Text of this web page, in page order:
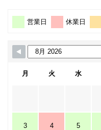
営業日 休業日
月 火 水
3 4 5